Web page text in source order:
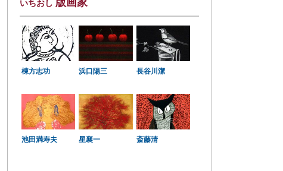
いちおし
棟方志功 浜口陽三 長谷川潔
池田満寿夫 星襄一 斎藤清